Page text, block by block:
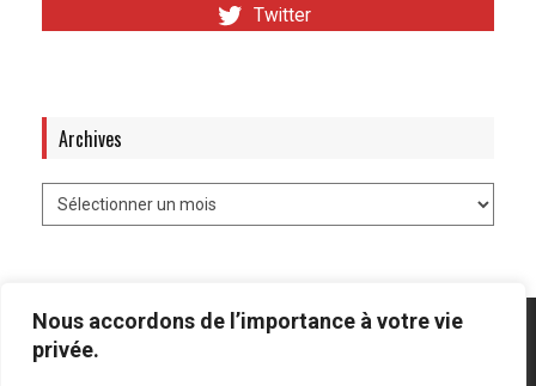
Nous accordons de l’importance à votre vie
privée.
Twitter
Archives